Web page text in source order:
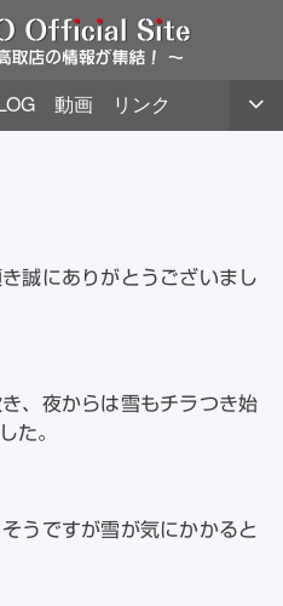
動画 リンク
誠にありがとうございまし
、夜からは雪もチラつき始
た。
うですが雪が気にかかると